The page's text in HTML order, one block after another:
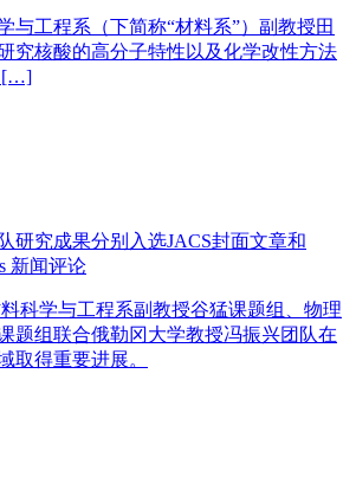
与工程系（下简称“材料系”）副教授田
究核酸的高分子特性以及化学改性方法
[…]
研究成果分别入选JACS封面文章和
新闻评论
科学与工程系副教授谷猛课题组、物理
题组联合俄勒冈大学教授冯振兴团队在
取得重要进展。